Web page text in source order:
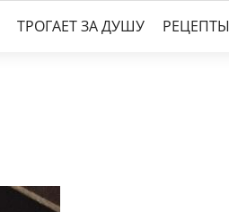
ТРОГАЕТ ЗА ДУШУ РЕЦЕПТЫ